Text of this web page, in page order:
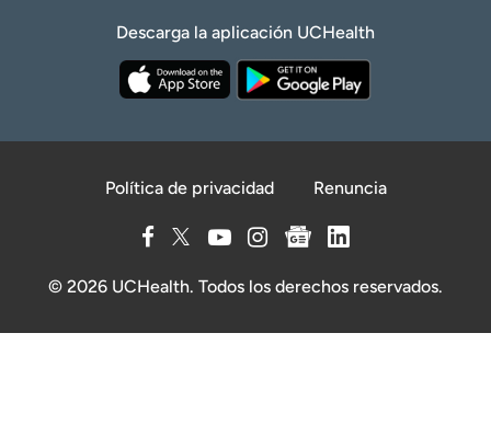
Descarga la aplicación UCHealth
Política de privacidad Renuncia
© 2026 UCHealth. Todos los derechos reservados.